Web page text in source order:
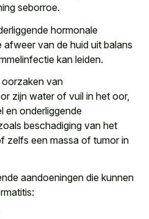
seborroe.
hormonale
van de huid uit balans
kan leiden.
van
zijn water of vuil in het oor,
en onderliggende
beschadiging van het
zelfs een massa of tumor in
aandoeningen die kunnen